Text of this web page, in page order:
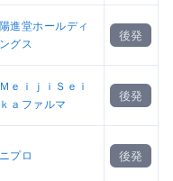
陽進堂ホールディ
ングス
後発
ＭｅｉｊｉＳｅｉ
ｋａファルマ
後発
ニプロ 後発